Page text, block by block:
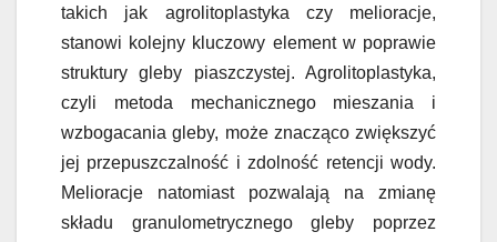
takich jak agrolitoplastyka czy melioracje,
stanowi kolejny kluczowy element w poprawie
struktury gleby piaszczystej. Agrolitoplastyka,
czyli metoda mechanicznego mieszania i
wzbogacania gleby, może znacząco zwiększyć
jej przepuszczalność i zdolność retencji wody.
Melioracje natomiast pozwalają na zmianę
składu granulometrycznego gleby poprzez